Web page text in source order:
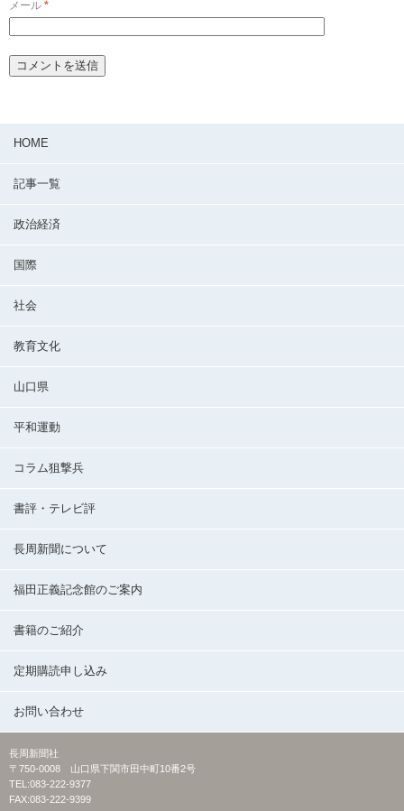
メール *
HOME
記事一覧
政治経済
国際
社会
教育文化
山口県
平和運動
コラム狙撃兵
書評・テレビ評
長周新聞について
福田正義記念館のご案内
書籍のご紹介
定期購読申し込み
お問い合わせ
長周新聞社
〒750-0008 山口県下関市田中町10番2号
TEL:083-222-9377
FAX:083-222-9399